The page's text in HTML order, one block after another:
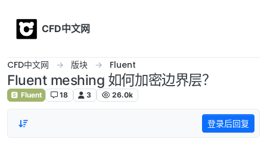
CFD中文网
CFD中文网 版块 Fluent
Fluent meshing 如何加密边界层？
Fluent 18 3 26.0k
登录后回复